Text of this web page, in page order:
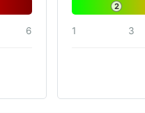
6
2
1 3